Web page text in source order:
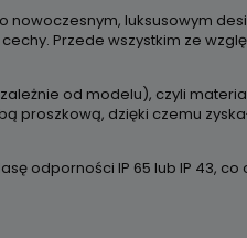
luksusowym
Przede wszystkim ze
od modelu), czyli
proszkową, dzięki czemu
odporności IP 65 lub IP 43,